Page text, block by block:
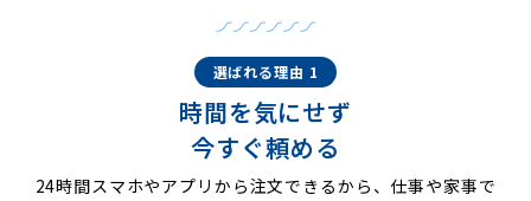
選ばれる理由 1
時間を気にせず
今すぐ頼める
24時間スマホやアプリから注文できるから、仕事や家事で